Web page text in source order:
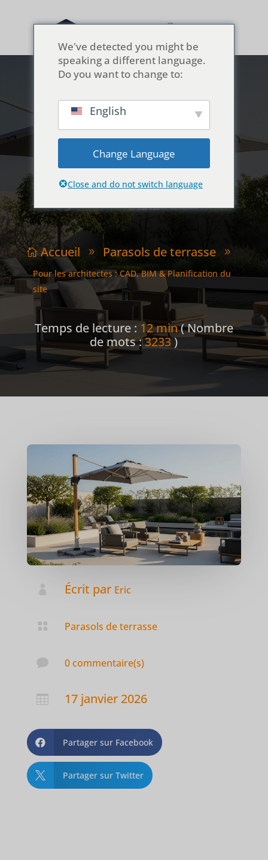
Pour les architectes :
CAD, BIM &
Planification du site
 Accueil 9 Parasols de terrasse 9
Pour les architectes : CAD, BIM & Planification du
site
Temps de lecture : 12 min( Nombre
de mots : 3233)
Écrit par Eric
 Parasols de terrasse
 0 commentaire(s)
 17 janvier 2026
 Partager sur Facebook
 Partager sur Twitter
We've detected you might be
speaking a different language.
Do you want to change to:
English
Change Language
Close and do not switch language